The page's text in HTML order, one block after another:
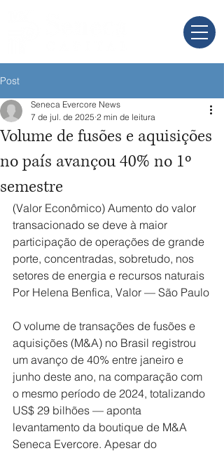
Post
Volume de fusões e aquisições
no país avançou 40% no 1º
semestre
Seneca Evercore News
7 de jul. de 2025 2 min de leitura
(Valor Econômico) Aumento do valor
transacionado se deve à maior
participação de operações de grande
porte, concentradas, sobretudo, nos
setores de energia e recursos naturais
Por Helena Benfica, Valor — São Paulo
O volume de transações de fusões e
aquisições (M&A) no Brasil registrou
um avanço de 40% entre janeiro e
junho deste ano, na comparação com
o mesmo período de 2024, totalizando
US$ 29 bilhões — aponta
levantamento da boutique de M&A
Seneca Evercore. Apesar do